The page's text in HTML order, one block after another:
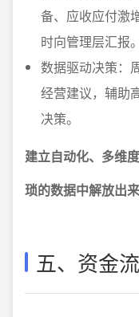
备、应收应付激
时向管理层汇报。
数据驱动决策：
经营建议，辅助
决策。
建立自动化、多维
琐的数据中解放出
五、资金